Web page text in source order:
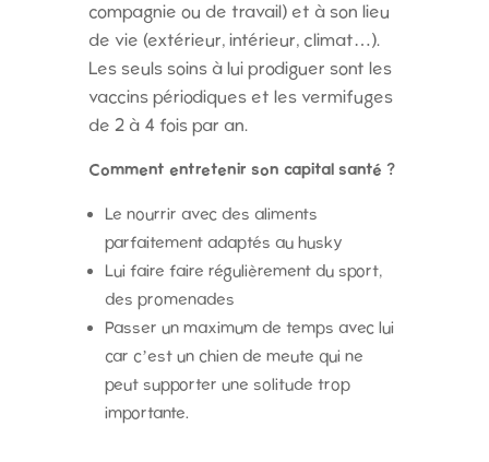
compagnie ou de travail) et à son lieu
de vie (extérieur, intérieur, climat…).
Les seuls soins à lui prodiguer sont les
vaccins périodiques et les vermifuges
de 2 à 4 fois par an.
Comment entretenir son capital santé ?
Le nourrir avec des aliments
parfaitement adaptés au husky
Lui faire faire régulièrement du sport,
des promenades
Passer un maximum de temps avec lui
car c’est un chien de meute qui ne
peut supporter une solitude trop
importante.